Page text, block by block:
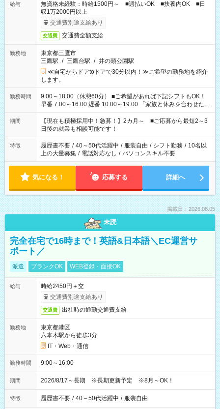
給与
無資格未経験：時給1500円～ ■週払いOK ■扶養内OK ■日
収1万2000円以上
交通費別途支給あり
交通費 交通費全額支給
勤務地
東京都三鷹市
三鷹駅 / 三鷹台駅 / 井の頭公園駅
≪自宅からドアtoドアで30分以内！≫ご希望の勤務地を紹介
します。
勤務時間
9:00～18:00（休憩60分） ■ご希望があれば下記シフトもOK！
早番 7:00～16:00 遅番 10:00～19:00 「家族と休みを合わせた
い」 「余裕を持って夕飯の準備がしたい」 「できれば残業はし
たくない」 など、ご希望を教えてくださいね。 ※Wワーク希望
の方へ 今ご覧のお仕事で希望する勤務時間と、もう1つのお仕事
の勤務時間。 合計で週40時間を超える場合は応募できません。
期間
【現在も積極採用中！急募！】2カ月～ ■ご応募から最短2～3
日後の就業も相談可能です！
特徴 履歴書不要 / 40～50代活躍中 / 服装自由 / シフト勤務 / 10名以
上の大量募集 / 電話対応なし / パソコンスキル不要
気になる！ 応募する 詳細へ
掲載日：2026.08.05
未読
完全在宅で16時まで！英語&日本語＼EC運営サ
ポート／
派遣 ブランクOK WEB登録・面接OK
給与
時給2450円＋交
交通費別途支給あり
交通費 出社時の通勤交通費支給
勤務地
東京都港区
六本木駅から徒歩3分
IT・Web・通信
勤務時間 9:00～16:00
期間 2026/8/17～長期 ※長期更新予定 ※8月～OK！
特徴 履歴書不要 / 40～50代活躍中 / 服装自由